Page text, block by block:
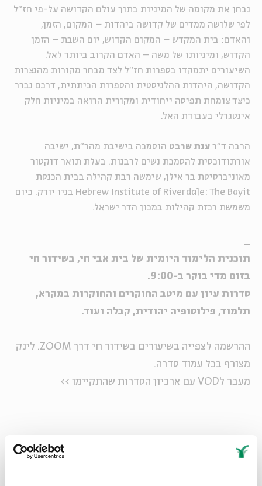
נבחן את מקומה של המיניות בתוך עולם הקדושה על-פי חז"ל
לפי שלושה ממדים של קדושה ביהדות – המקום, הזמן,
והאדם: בית המקדש – המקום הקדוש, יום השבת – הזמן
הקדוש, ומיניותו של משה – האדם הקרוב ביותר לאל.
השיעורים יתמקדו בספרות חז"ל לצד מבחר מקורות מהנצרות
הקדושה, היהדות ההלניסטית והספרות הכיתתית, דרכם נברר
כיצד צומחת תפיסה ייחודית ומקורית הרואה במיניות חלק
אינטגרלי בעבודת האל.
הרבה ד"ר ענת שרבט הוסמכה בישיבת מהר"ת, ישיבה
אורתודוכסית להסמכת נשים לרבנות. בעלת תואר דוקטור
מאוניברסיטת בר אילן, שימשה רבת קהילה בבית הכנסת
Hebrew Institute of Riverdale: The Bayit בניו יורק. כיום
משמשת רכזת קהילות במכון הדר ישראל.
_
תוכנית הלימוד היומית של בית אבי חי, בשידור חי
בזום מדי בוקר ב-9:00.
סדרות עיון עם מיטב החוקרים והחוקרות במקרא,
תלמוד, פילוסופיה יהודית, קבלה ועוד.
ההרשמה לצפייה בשיעורים בשידור חי דרך ZOOM. לינק
מצורף בכל עמוד סדרה.
מעבר לVOD עם ארכיון הסדרות שהתקיימו >>